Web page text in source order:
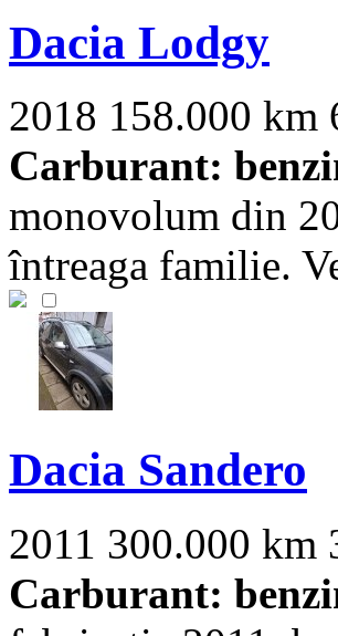
Dacia Lodgy
2018 158.000 km
Carburant:
monovolum din
întreaga familie.
Dacia Sandero
2011 300.000 km
Carburant: